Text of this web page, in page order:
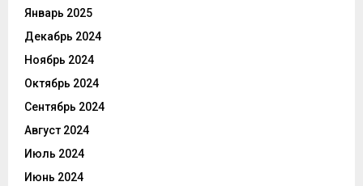
Январь 2025
Декабрь 2024
Ноябрь 2024
Октябрь 2024
Сентябрь 2024
Август 2024
Июль 2024
Июнь 2024